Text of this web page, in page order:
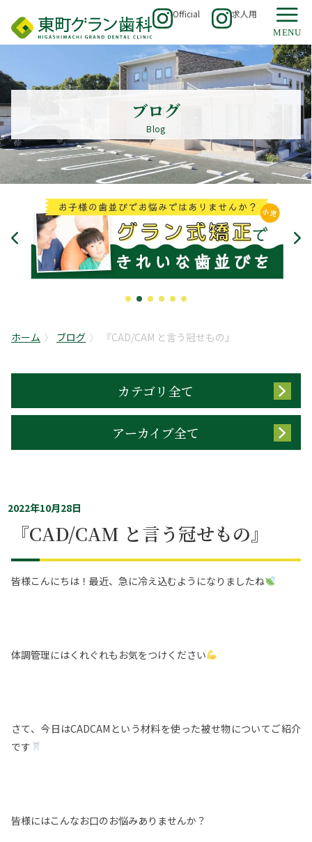
Official 求人用
ブログ
Blog
ホーム ブログ 『CAD/CAM と言う冠せもの』
カテゴリ全て
アーカイブ全て
2022年10月28日
『CAD/CAM と言う冠せもの』
皆様こんにちは！最近、急に冷え込むようになりましたね
体調管理にはくれぐれもお気をつけください
さて、今日はCADCAMという材料を使った被せ物についてご紹介
です
皆様にはこんなお口のお悩みありませんか？